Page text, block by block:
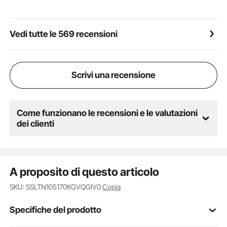
Vedi tutte le 569 recensioni
Scrivi una recensione
Come funzionano le recensioni e le valutazioni
dei clienti
A proposito di questo articolo
SKU: SSLTN105170KGVQGIV0Copia
Specifiche del prodotto